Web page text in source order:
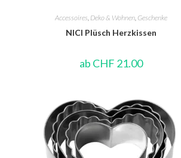
Accessoires Deko & Wohnen Geschenke
NICI Plüsch Herzkissen
ab CHF 21.00